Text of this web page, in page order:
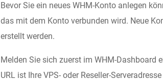
Bevor Sie ein neues WHM-Konto anlegen
das mit dem Konto verbunden wird. Neue
erstellt werden.
Melden Sie sich zuerst im WHM-Dashboard
URL ist Ihre VPS- oder Reseller-